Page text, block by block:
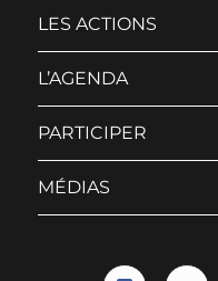
LES ACTIONS
L’AGENDA
PARTICIPER
MÉDIAS